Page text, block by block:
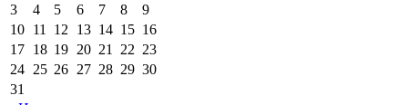
3
4 5 6 7 8
9
10 11 12 13 14 15 16
17 18 19 20 21 22 23
24 25 26 27 28 29 30
31